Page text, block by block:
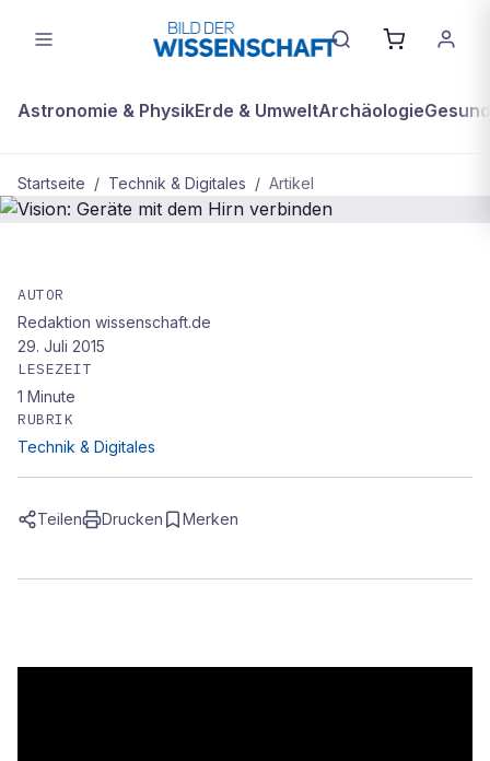
Astronomie & PhysikErde & UmweltArchäologie
Startseite / Technik & Digitales / Artikel
Vision: Geräte mit dem Hirn
verbinden
AUTOR
Redaktion wissenschaft.de
29. Juli 2015
LESEZEIT
1 Minute
RUBRIK
Technik & Digitales
Teilen Drucken Merken